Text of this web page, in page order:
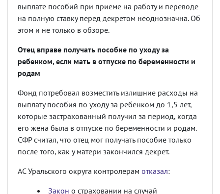
выплате пособий при приеме на работу и переводе
на полную ставку перед декретом неоднозначна. Об
этом и не только в обзоре.
Отец вправе получать пособие по уходу за
ребенком, если мать в отпуске по беременности и
родам
Фонд потребовал возместить излишние расходы на
выплату пособия по уходу за ребенком до 1,5 лет,
которые застрахованный получил за период, когда
его жена была в отпуске по беременности и родам.
СФР считал, что отец мог получать пособие только
после того, как у матери закончился декрет.
АС Уральского округа контролерам отказал:
Закон о страховании на случай